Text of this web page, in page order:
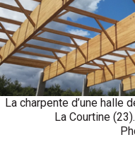
La charpente d’une halle
La Courtine